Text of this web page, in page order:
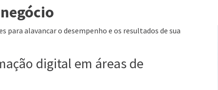
para alavancar o desempenho e os resultados de sua
digital em áreas de